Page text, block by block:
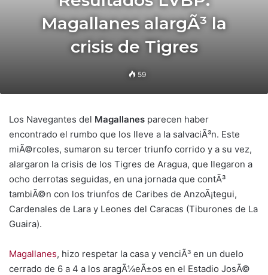
Magallanes alargÃ³ la
crisis de Tigres
59
Los Navegantes del Magallanes parecen haber
encontrado el rumbo que los lleve a la salvaciÃ³n. Este
miÃ©rcoles, sumaron su tercer triunfo corrido y a su vez,
alargaron la crisis de los Tigres de Aragua, que llegaron a
ocho derrotas seguidas, en una jornada que contÃ³
tambiÃ©n con los triunfos de Caribes de AnzoÃ¡tegui,
Cardenales de Lara y Leones del Caracas (Tiburones de La
Guaira).
Magallanes, hizo respetar la casa y venciÃ³ en un duelo
cerrado de 6 a 4 a los aragÃ¼eÃ±os en el Estadio JosÃ©